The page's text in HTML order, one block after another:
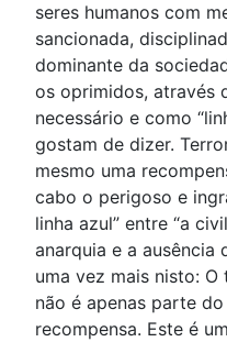
seres humanos com
sancionada,
dominante da
os oprimidos, através
necessário e como
gostam de dizer.
mesmo uma
cabo o perigoso e
linha azul” entre “a
anarquia e a ausência
uma vez mais nisto:
não é apenas parte
recompensa. Este é